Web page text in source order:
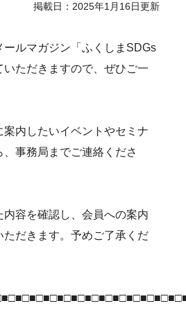
掲載日：2025年1月16日更新
ールマガジン「ふくしまSDGs
ただきますので、ぜひご一
内したいイベントやセミナ
事務局までご連絡くださ
容を確認し、会員への案内
ただきます。予めご了承くだ